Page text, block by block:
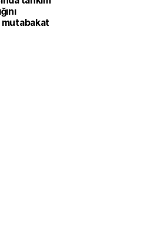
mutabakat